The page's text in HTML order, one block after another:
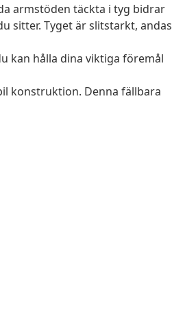
armstöden täckta i tyg bidrar
sitter. Tyget är slitstarkt, andas
kan hålla dina viktiga föremål
konstruktion. Denna fällbara